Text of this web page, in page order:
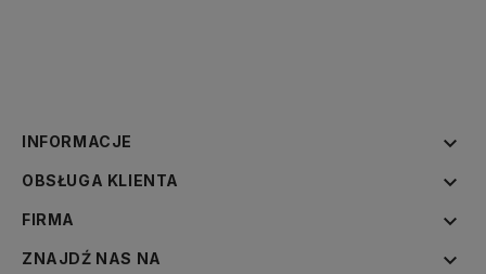
INFORMACJE 
OBSŁUGA KLIENTA 
FIRMA 
ZNAJDŹ NAS NA 